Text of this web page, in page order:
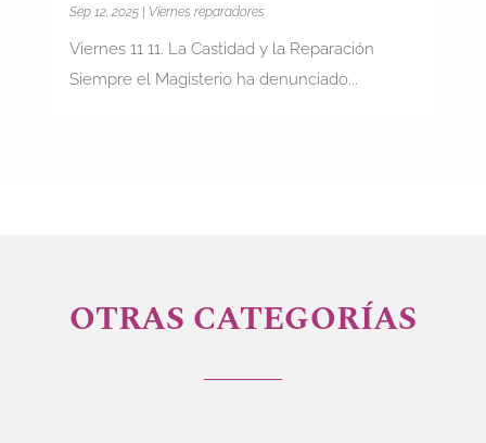
Sep 12, 2025| Viernes reparadores
Viernes 11 11. La Castidad y la Reparación
Siempre el Magisterio ha denunciado...
OTRAS CATEGORÍAS